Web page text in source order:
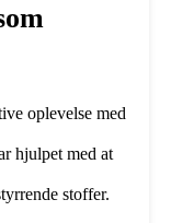
oplevelse med
hjulpet med at
stoffer.